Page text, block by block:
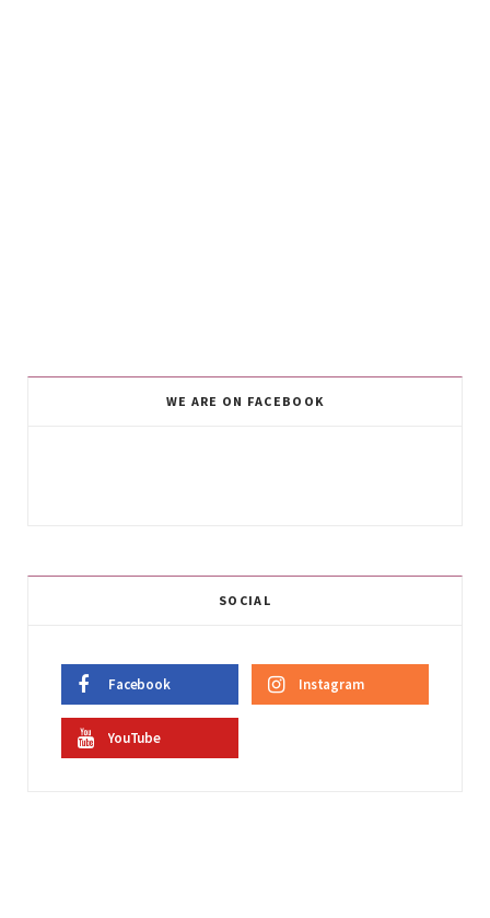
WE ARE ON FACEBOOK
SOCIAL
Facebook Instagram
YouTube